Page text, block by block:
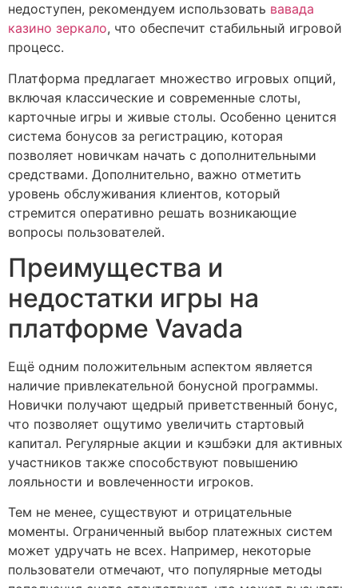
недоступен, рекомендуем использовать вавада
казино зеркало, что обеспечит стабильный игровой
процесс.
Платформа предлагает множество игровых опций,
включая классические и современные слоты,
карточные игры и живые столы. Особенно ценится
система бонусов за регистрацию, которая
позволяет новичкам начать с дополнительными
средствами. Дополнительно, важно отметить
уровень обслуживания клиентов, который
стремится оперативно решать возникающие
вопросы пользователей.
Преимущества и
недостатки игры на
платформе Vavada
Ещё одним положительным аспектом является
наличие привлекательной бонусной программы.
Новички получают щедрый приветственный бонус,
что позволяет ощутимо увеличить стартовый
капитал. Регулярные акции и кэшбэки для активных
участников также способствуют повышению
лояльности и вовлеченности игроков.
Тем не менее, существуют и отрицательные
моменты. Ограниченный выбор платежных систем
может удручать не всех. Например, некоторые
пользователи отмечают, что популярные методы